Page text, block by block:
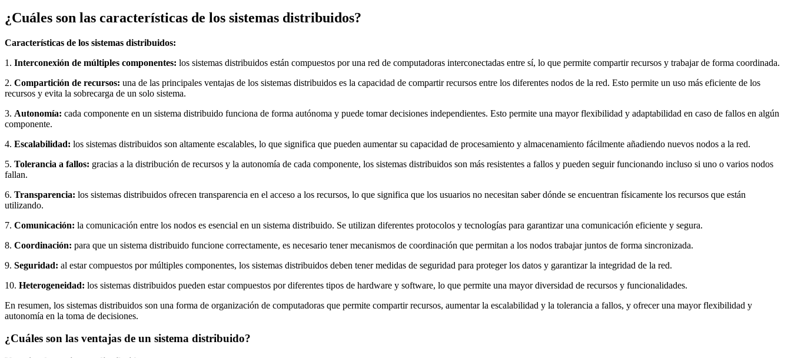
¿Cuáles son las características de los sistemas distribuidos?
Características de los sistemas distribuidos:
1. Interconexión de múltiples componentes: los sistemas distribuidos están compuestos por una red de computadoras interconectadas entre sí, lo que permite compartir recursos y trabajar de forma coordinada.
2. Compartición de recursos: una de las principales ventajas de los sistemas distribuidos es la capacidad de compartir recursos entre los diferentes nodos de la red. Esto permite un uso más eficiente de los
recursos y evita la sobrecarga de un solo sistema.
3. Autonomía: cada componente en un sistema distribuido funciona de forma autónoma y puede tomar decisiones independientes. Esto permite una mayor flexibilidad y adaptabilidad en caso de fallos en algún
componente.
4. Escalabilidad: los sistemas distribuidos son altamente escalables, lo que significa que pueden aumentar su capacidad de procesamiento y almacenamiento fácilmente añadiendo nuevos nodos a la red.
5. Tolerancia a fallos: gracias a la distribución de recursos y la autonomía de cada componente, los sistemas distribuidos son más resistentes a fallos y pueden seguir funcionando incluso si uno o varios nodos
fallan.
6. Transparencia: los sistemas distribuidos ofrecen transparencia en el acceso a los recursos, lo que significa que los usuarios no necesitan saber dónde se encuentran físicamente los recursos que están
utilizando.
7. Comunicación: la comunicación entre los nodos es esencial en un sistema distribuido. Se utilizan diferentes protocolos y tecnologías para garantizar una comunicación eficiente y segura.
8. Coordinación: para que un sistema distribuido funcione correctamente, es necesario tener mecanismos de coordinación que permitan a los nodos trabajar juntos de forma sincronizada.
9. Seguridad: al estar compuestos por múltiples componentes, los sistemas distribuidos deben tener medidas de seguridad para proteger los datos y garantizar la integridad de la red.
10. Heterogeneidad: los sistemas distribuidos pueden estar compuestos por diferentes tipos de hardware y software, lo que permite una mayor diversidad de recursos y funcionalidades.
En resumen, los sistemas distribuidos son una forma de organización de computadoras que permite compartir recursos, aumentar la escalabilidad y la tolerancia a fallos, y ofrecer una mayor flexibilidad y
autonomía en la toma de decisiones.
¿Cuáles son las ventajas de un sistema distribuido?